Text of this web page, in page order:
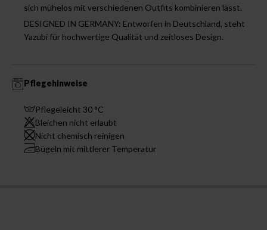
sich mühelos mit verschiedenen Outfits kombinieren lässt.
DESIGNED IN GERMANY: Entworfen in Deutschland, steht
Yazubi für hochwertige Qualität und zeitloses Design.
Pflegehinweise
Pflegeleicht 30 °C
Bleichen nicht erlaubt
Nicht chemisch reinigen
Bügeln mit mittlerer Temperatur